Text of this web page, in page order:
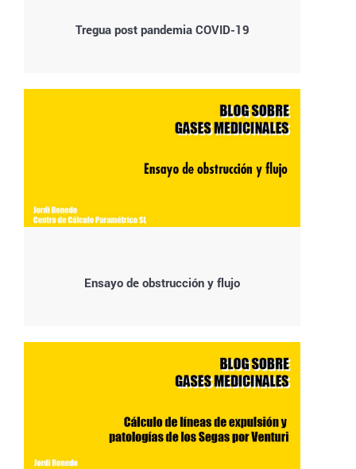
Tregua post pandemia COVID-19
Ensayo de obstrucción y flujo